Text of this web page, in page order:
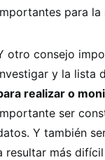
para
otro consejo
y la lista
realizar o
ser
Y también
resultar más